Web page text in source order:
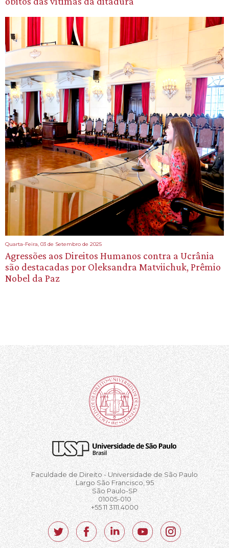
Quarta-Feira, 03 de Setembro de 2025
Agressões aos Direitos Humanos contra a Ucrânia
são destacadas por Oleksandra Matviichuk, Prêmio
Nobel da Paz
Faculdade de Direito - Universidade de São Paulo
Largo São Francisco, 95
São Paulo-SP
01005-010
+55 11 3111.4000